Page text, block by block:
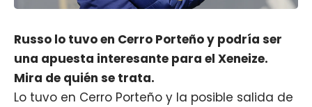
Russo lo tuvo en Cerro Porteño y podría ser
una apuesta interesante para el Xeneize.
Mira de quién se trata.
Lo tuvo en Cerro Porteño y la posible salida de